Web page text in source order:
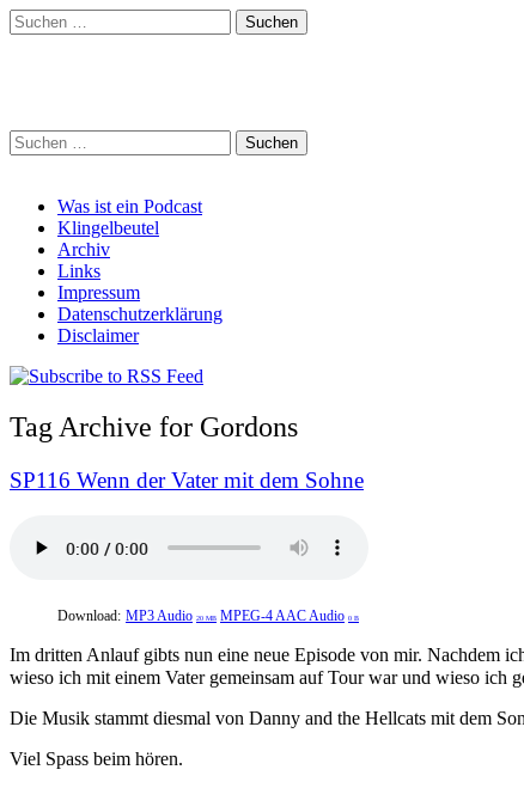
Suchen
nach:
Suchen
nach:
Main
menu
Skip
content
Was ist ein Podcast
Klingelbeutel
Archiv
Links
Impressum
Datenschutzerklärung
Disclaimer
Tag Archive for Gordons
SP116 Wenn der Vater mit dem Sohne
Download: MP3 Audio 20 MB MPEG-4 AAC Audio 0 B
Im dritten Anlauf gibts nun eine neue Episode von mir. Nachdem
wieso ich mit einem Vater gemeinsam auf Tour war und wieso ich
Die Musik stammt diesmal von Danny and the Hellcats mit dem
Viel Spass beim hören.